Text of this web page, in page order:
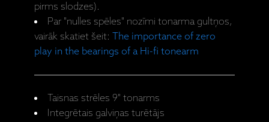
pirms slodzes).
Par "nulles spēles" nozīmi tonarma gultņos,
vairāk skatiet šeit: The importance of zero
play in the bearings of a Hi-fi tonearm
Taisnas strēles 9" tonarms
Integrētais galviņas turētājs